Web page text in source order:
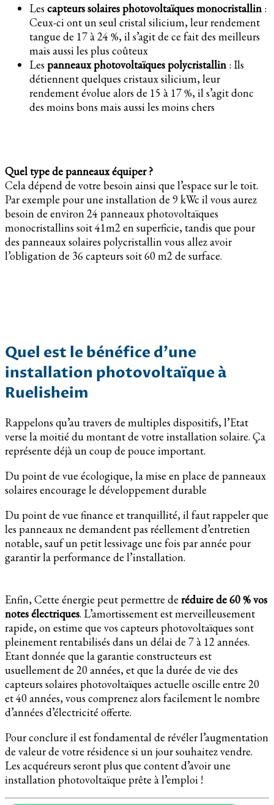
Les capteurs solaires photovoltaïques monocristallin :
Ceux-ci ont un seul cristal silicium, leur rendement
tangue de 17 à 24 %, il s’agit de ce fait des meilleurs
mais aussi les plus coûteux
Les panneaux photovoltaïques polycristallin : Ils
détiennent quelques cristaux silicium, leur
rendement évolue alors de 15 à 17 %, il s’agit donc
des moins bons mais aussi les moins chers
Quel type de panneaux équiper ?
Cela dépend de votre besoin ainsi que l’espace sur le toit.
Par exemple pour une installation de 9 kWc il vous aurez
besoin de environ 24 panneaux photovoltaïques
monocristallins soit 41m2 en superficie, tandis que pour
des panneaux solaires polycristallin vous allez avoir
l’obligation de 36 capteurs soit 60 m2 de surface.
Quel est le bénéfice d’une
installation photovoltaïque à
Ruelisheim
Rappelons qu’au travers de multiples dispositifs, l’Etat
verse la moitié du montant de votre installation solaire. Ça
représente déjà un coup de pouce important.
Du point de vue écologique, la mise en place de panneaux
solaires encourage le développement durable
Du point de vue finance et tranquillité, il faut rappeler que
les panneaux ne demandent pas réellement d’entretien
notable, sauf un petit lessivage une fois par année pour
garantir la performance de l’installation.
Enfin, Cette énergie peut permettre de réduire de 60 % vos
notes électriques. L’amortissement est merveilleusement
rapide, on estime que vos capteurs photovoltaïques sont
pleinement rentabilisés dans un délai de 7 à 12 années.
Etant donnée que la garantie constructeurs est
usuellement de 20 années, et que la durée de vie des
capteurs solaires photovoltaïques actuelle oscille entre 20
et 40 années, vous comprenez alors facilement le nombre
d’années d’électricité offerte.
Pour conclure il est fondamental de révéler l’augmentation
de valeur de votre résidence si un jour souhaitez vendre.
Les acquéreurs seront plus que content d’avoir une
installation photovoltaïque prête à l’emploi !